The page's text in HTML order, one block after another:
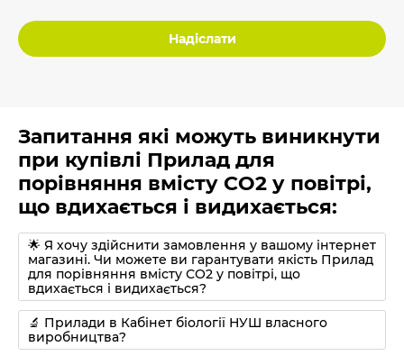
Надіслати
Запитання які можуть виникнути
при купівлі Прилад для
порівняння вмісту СО2 у повітрі,
що вдихається і видихається:
🌟 Я хочу здійснити замовлення у вашому інтернет
магазині. Чи можете ви гарантувати якість Прилад
для порівняння вмісту СО2 у повітрі, що
вдихається і видихається?
🔬 Прилади в Кабінет біології НУШ власного
виробництва?